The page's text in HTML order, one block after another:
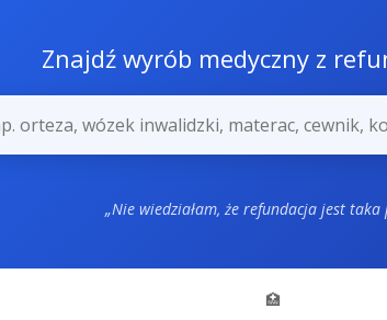
Znajdź wyrób medyczny z
„Nie wiedziałam, że refundacja jest taka
🏥